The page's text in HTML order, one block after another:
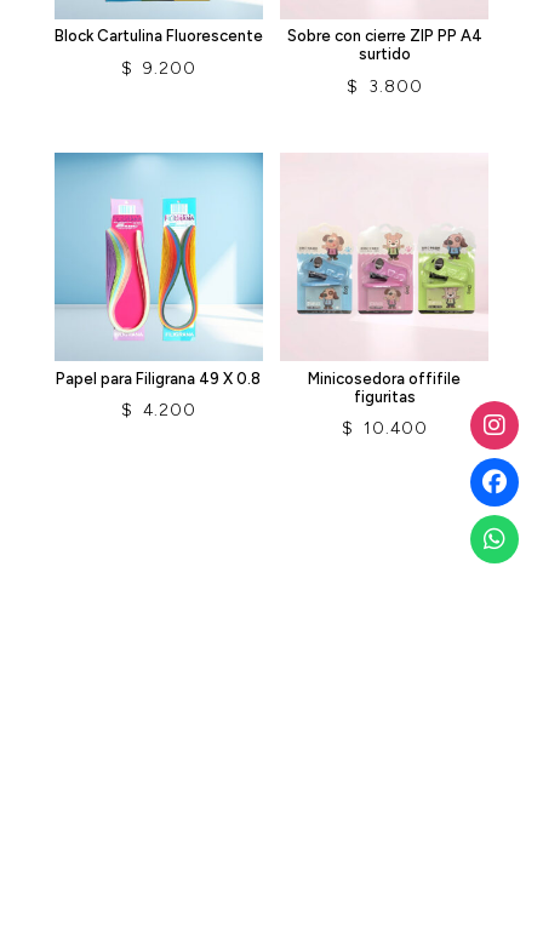
Block Cartulina Fluorescente
$ 9.200
Sobre con cierre ZIP PP A4
surtido
$ 3.800
Papel para Filigrana 49 X 0.8
$ 4.200
Minicosedora offifile
figuritas
$ 10.400